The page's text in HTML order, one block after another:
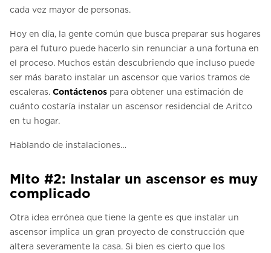
cada vez mayor de personas.
Hoy en día, la gente común que busca preparar sus hogares
para el futuro puede hacerlo sin renunciar a una fortuna en
el proceso. Muchos están descubriendo que incluso puede
ser más barato instalar un ascensor que varios tramos de
escaleras. Contáctenos para obtener una estimación de
cuánto costaría instalar un ascensor residencial de Aritco
en tu hogar.
Hablando de instalaciones…
Mito #2: Instalar un ascensor es muy
complicado
Otra idea errónea que tiene la gente es que instalar un
ascensor implica un gran proyecto de construcción que
altera severamente la casa. Si bien es cierto que los